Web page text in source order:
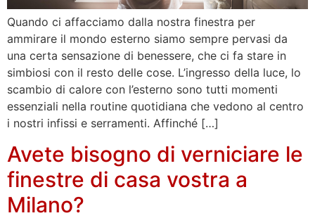
Quando ci affacciamo dalla nostra finestra per
ammirare il mondo esterno siamo sempre pervasi da
una certa sensazione di benessere, che ci fa stare in
simbiosi con il resto delle cose. L’ingresso della luce, lo
scambio di calore con l’esterno sono tutti momenti
essenziali nella routine quotidiana che vedono al centro
i nostri infissi e serramenti. Affinché […]
Avete bisogno di verniciare le
finestre di casa vostra a
Milano?